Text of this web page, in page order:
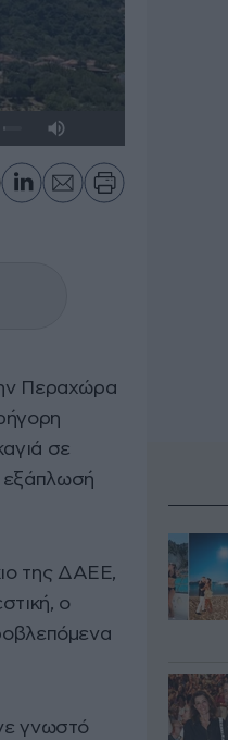
Περαχώρα
σε
εξάπλωσή
της ΔΑΕΕ,
ο
γνωστό